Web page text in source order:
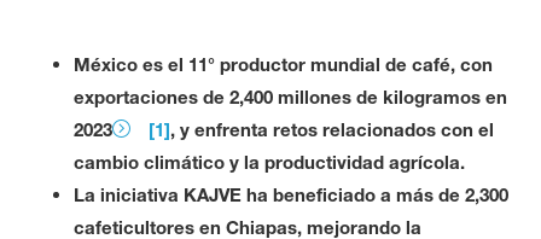
México es el 11° productor mundial de café, con
exportaciones de 2,400 millones de kilogramos en
2023
[1], y enfrenta retos relacionados con el
cambio climático y la productividad agrícola.
La iniciativa KAJVE ha beneficiado a más de 2,300
cafeticultores en Chiapas, mejorando la